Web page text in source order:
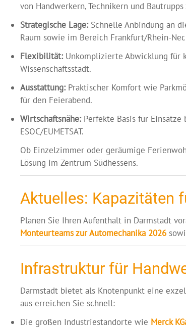
von Handwerkern, Technikern und
Strategische Lage:Schnelle Anbindung an
Raum sowie im Bereich Frankfurt/Rhein-
Flexibilität:Unkomplizierte Abwicklung für
Wissenschaftsstadt.
Ausstattung:Praktischer Komfort wie
für den Feierabend.
Wirtschaftsnähe:Perfekte Basis für Einsätze
ESOC/EUMETSAT.
Ob Einzelzimmer oder geräumige
Lösung im Zentrum Südhessens.
Aktuelles: Kapazitäten
Planen Sie Ihren Aufenthalt in Darmstadt
Monteurteams zur Automechanika 2026
Infrastruktur für
Darmstadt bietet als Knotenpunkt eine
aus erreichen Sie schnell:
Die großen Industriestandorte wie Merck